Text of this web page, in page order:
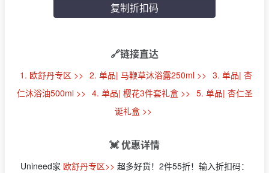
复制折扣码
🔗链接直达
1. 欧舒丹专区 >> 2. 单品| 马鞭草沐浴露250ml >> 3. 单品| 杏
仁沐浴油500ml >> 4. 单品| 樱花3件套礼盒 >> 5. 单品| 杏仁圣
诞礼盒 >>
💓 优惠详情
Unineed家 欧舒丹专区>> 超多好货！2件55折！输入折扣码：